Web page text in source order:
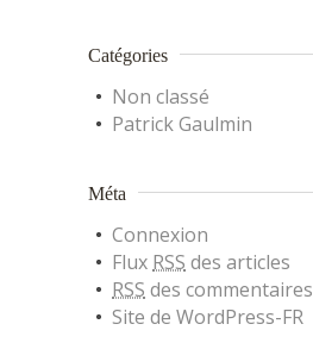
Catégories
Non classé
Patrick Gaulmin
Méta
Connexion
Flux RSS des articles
RSS des commentaires
Site de WordPress-FR